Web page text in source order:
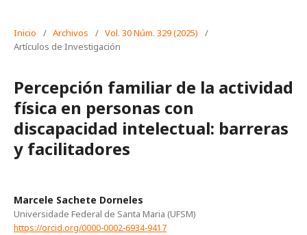
Inicio / Archivos / Vol. 30 Núm. 329 (2025)
/
Artículos de Investigación
Percepción familiar de la actividad
física en personas con
discapacidad intelectual: barreras
y facilitadores
Marcele Sachete Dorneles
Universidade Federal de Santa Maria (UFSM)
https://orcid.org/0000-0002-6934-9417